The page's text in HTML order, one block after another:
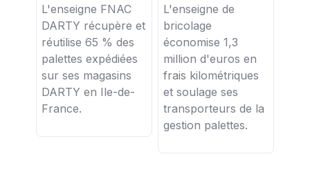
L'enseigne FNAC
DARTY récupère et
réutilise 65 % des
palettes expédiées
sur ses magasins
DARTY en Ile-de-
France.
L'enseigne de
bricolage
économise 1,3
million d'euros en
frais kilométriques
et soulage ses
transporteurs de la
gestion palettes.